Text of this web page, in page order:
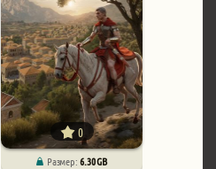
0
Размер:6.30 GB